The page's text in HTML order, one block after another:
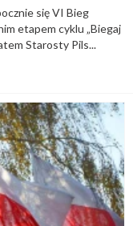
się VI Bieg
etapem cyklu „Biegaj
Starosty Pils...